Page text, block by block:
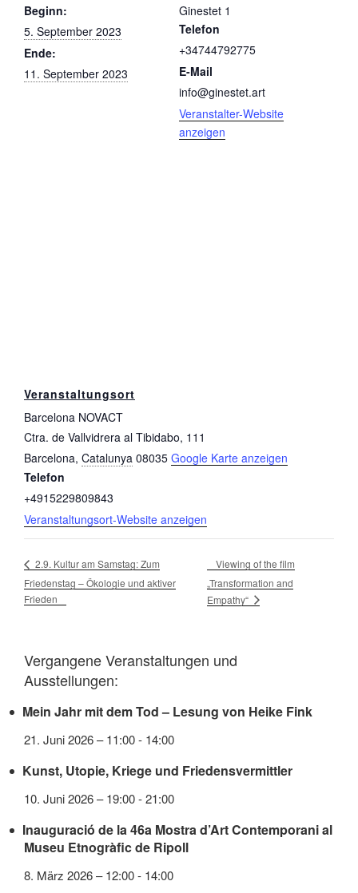
Beginn:
5. September 2023
Ende:
11. September 2023
Ginestet 1
Telefon
+34744792775
E-Mail
info@ginestet.art
Veranstalter-Website
anzeigen
Veranstaltungsort
Barcelona NOVACT
Ctra. de Vallvidrera al Tibidabo, 111
Barcelona, Catalunya 08035 Google Karte anzeigen
Telefon
+4915229809843
Veranstaltungsort-Website anzeigen
2.9. Kultur am Samstag: Zum
Friedenstag – Ökologie und aktiver
Frieden
Viewing of the film
„Transformation and
Empathy“
Vergangene Veranstaltungen und
Ausstellungen:
Mein Jahr mit dem Tod – Lesung von Heike Fink
21. Juni 2026 – 11:00- 14:00
Kunst, Utopie, Kriege und Friedensvermittler
10. Juni 2026 – 19:00-21:00
Inauguració de la 46a Mostra d’Art Contemporani al
Museu Etnogràfic de Ripoll
8. März 2026 – 12:00- 14:00